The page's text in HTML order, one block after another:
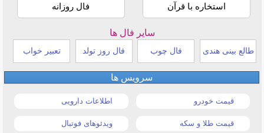
استخاره با قرآن فال روزانه
سایر فال ها
طالع بینی هندی فال چوب فال روز تولد تعبیر خواب
سرویس ها
قیمت خودرو اطلاعات دارویی
قیمت طلا و سکه ویدئوهای فوتبال